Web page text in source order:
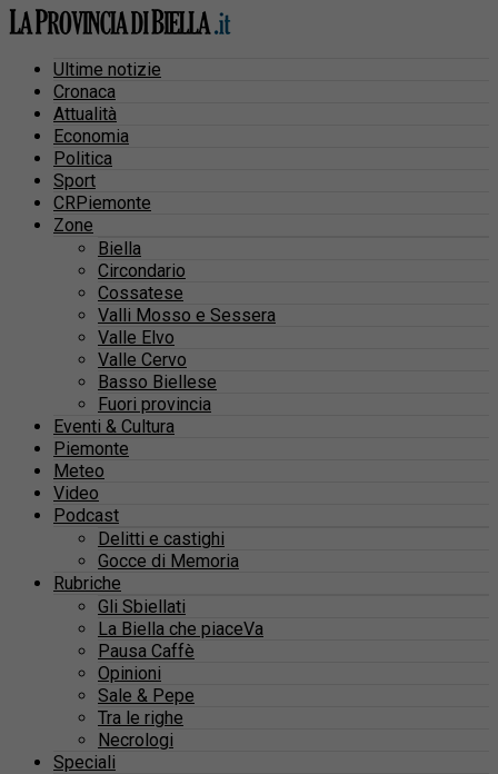
Ultime notizie
Cronaca
Attualità
Economia
Politica
Sport
CRPiemonte
Zone
Biella
Circondario
Cossatese
Valli Mosso e Sessera
Valle Elvo
Valle Cervo
Basso Biellese
Fuori provincia
Eventi & Cultura
Piemonte
Meteo
Video
Podcast
Delitti e castighi
Gocce di Memoria
Rubriche
Gli Sbiellati
La Biella che piaceVa
Pausa Caffè
Opinioni
Sale & Pepe
Tra le righe
Necrologi
Speciali